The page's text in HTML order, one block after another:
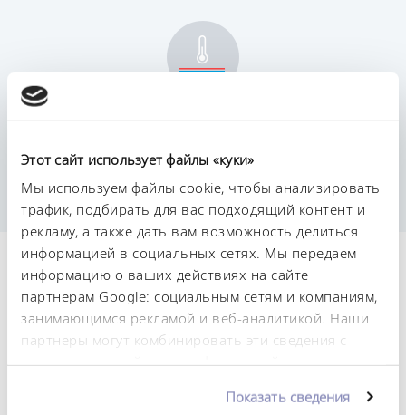
Этот сайт использует файлы «куки»
Мы используем файлы cookie, чтобы анализировать
трафик, подбирать для вас подходящий контент и
рекламу, а также дать вам возможность делиться
информацией в социальных сетях. Мы передаем
информацию о ваших действиях на сайте
партнерам Google: социальным сетям и компаниям,
занимающимся рекламой и веб-аналитикой. Наши
партнеры могут комбинировать эти сведения с
предоставленной вами информацией, а также
использовании вами их сервисов. Вы можете
Показать сведения
Постоянство температурного режима
0,01 ± K
Технические
характеристики (согл.
DIN 12876)
Диапазон рабочих температур